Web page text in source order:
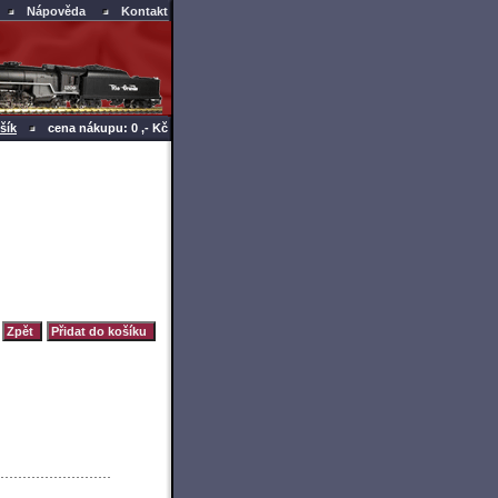
Nápověda Kontakt
cena nákupu: 0 ,- Kč